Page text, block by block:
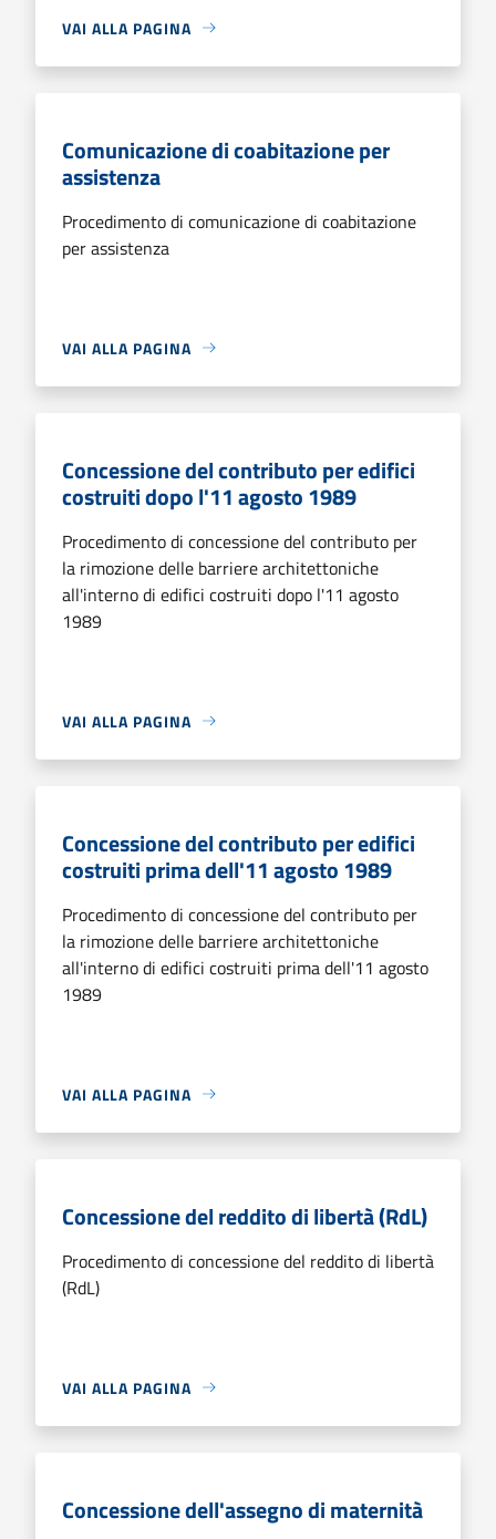
VAI ALLA PAGINA
Comunicazione di coabitazione per
assistenza
Procedimento di comunicazione di coabitazione
per assistenza
VAI ALLA PAGINA
Concessione del contributo per edifici
costruiti dopo l'11 agosto 1989
Procedimento di concessione del contributo per
la rimozione delle barriere architettoniche
all'interno di edifici costruiti dopo l'11 agosto
1989
VAI ALLA PAGINA
Concessione del contributo per edifici
costruiti prima dell'11 agosto 1989
Procedimento di concessione del contributo per
la rimozione delle barriere architettoniche
all'interno di edifici costruiti prima dell'11 agosto
1989
VAI ALLA PAGINA
Concessione del reddito di libertà (RdL)
Procedimento di concessione del reddito di libertà
(RdL)
VAI ALLA PAGINA
Concessione dell'assegno di maternità